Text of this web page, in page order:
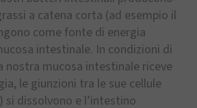
a catena corta (ad esempio il
come fonte di energia
intestinale. In condizioni di
nostra mucosa intestinale riceve
le giunzioni tra le sue cellule
dissolvono e l’intestino